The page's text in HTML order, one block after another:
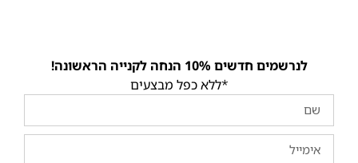
לנרשמים חדשים 10% הנחה לקנייה הראשונה!
*ללא כפל מבצעים